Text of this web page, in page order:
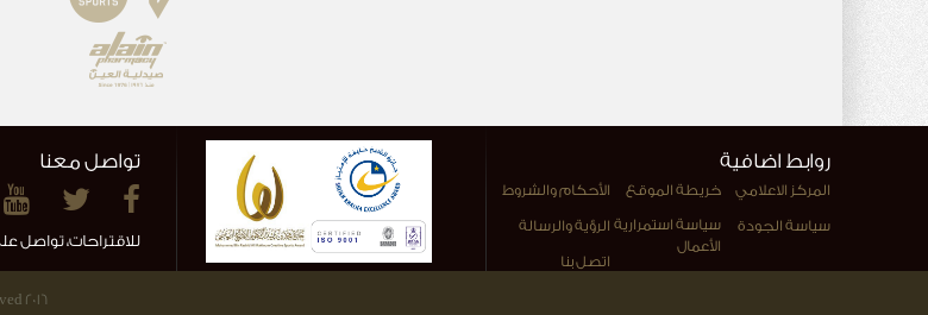
روابط اضافية
المركز الاعلامي خريطة الموقع الأحكام والشروط
سياسة الجودة
سياسة استمرارية
الأعمال
الرؤية والرسالة
اتصل بنا
تواصل معنا
للاقتراحات، تواصل
2016 Al Ain Club, all rights reserved